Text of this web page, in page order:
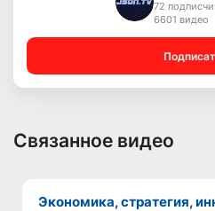
72
6601 видео
Связанное видео
Экономика, стратегия,